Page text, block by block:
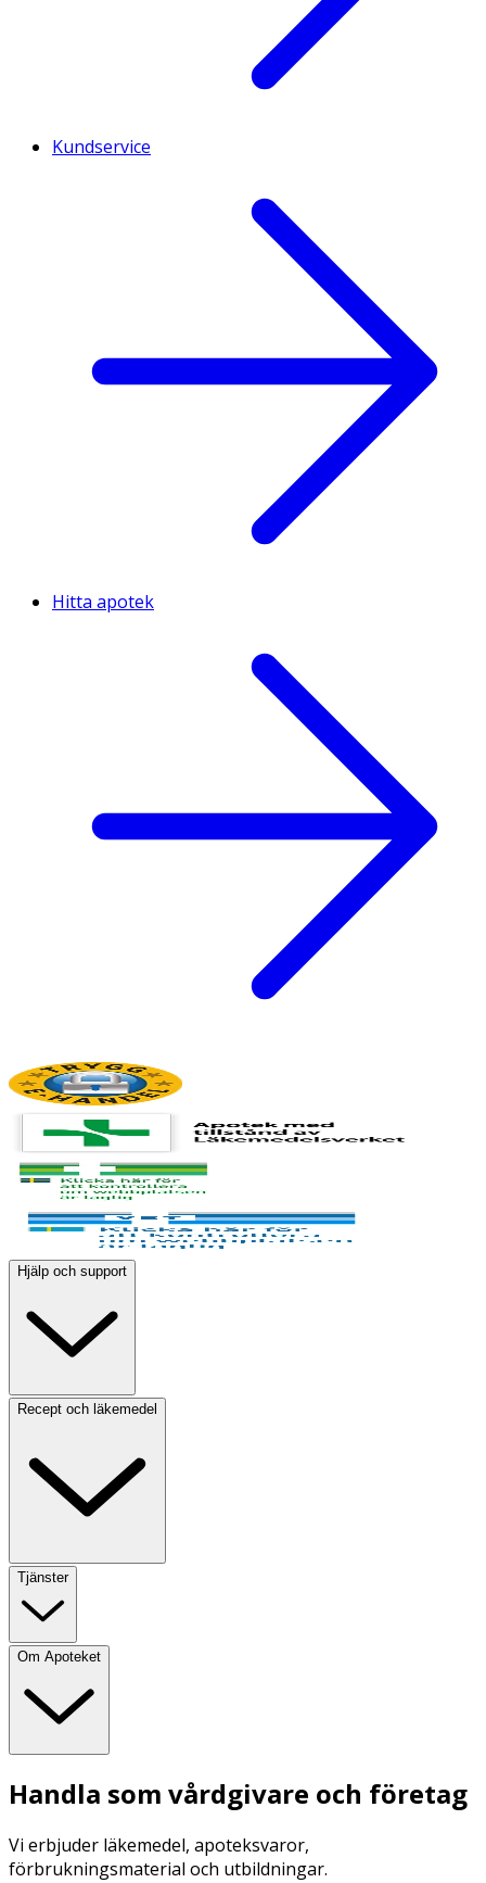
Kundservice
Hitta apotek
Hjälp och support
Recept och läkemedel
Tjänster
Om Apoteket
Handla som vårdgivare och företag
Vi erbjuder läkemedel, apoteksvaror,
förbrukningsmaterial och utbildningar.